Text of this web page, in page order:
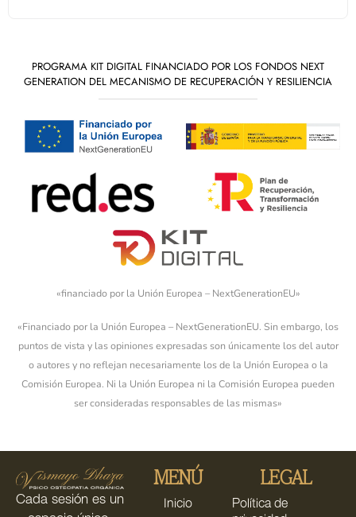
PROGRAMA KIT DIGITAL FINANCIADO POR LOS FONDOS NEXT
GENERATION DEL MECANISMO DE RECUPERACIÓN Y RESILIENCIA
«financiado por la Unión Europea – NextGenerationEU»
«Financiado por la Unión Europea – NextGenerationEU. Sin embargo, los
puntos de vista y las opiniones expresadas son únicamente los del autor
o autores y no reflejan necesariamente los de la Unión Europea o la
Comisión Europea. Ni la Unión Europea ni la Comisión Europea pueden
ser consideradas responsables de las mismas»
MENÚ
Inicio
Cada sesión es un
LEGAL
Política de